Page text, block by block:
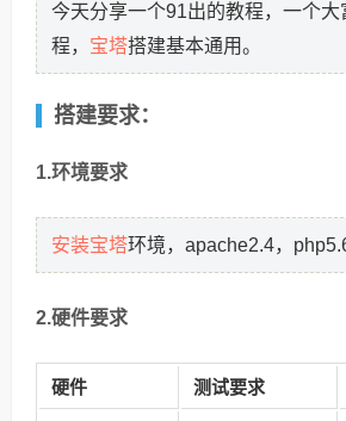
今天分享一个91出的教程，一个
程， 宝塔搭建基本通用。
搭建要求：
1.环境要求
安装宝塔环境，apache2.4，
2.硬件要求
硬件 测试要求